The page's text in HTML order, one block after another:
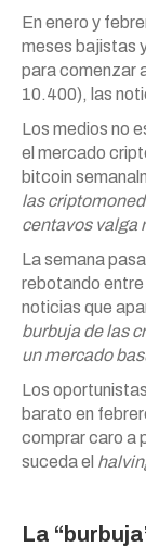
En enero y
meses bajistas
para comenzar
10.400), las
Los medios no
el mercado
bitcoin
las
centavos valga
La semana
rebotando
noticias que
burbuja de las
un mercado
Los
barato en
comprar caro a
suceda el
La